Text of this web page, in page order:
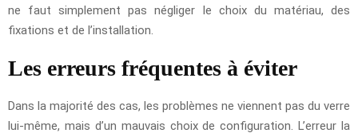
ne faut simplement pas négliger le choix du matériau, des
fixations et de l’installation.
Les erreurs fréquentes à éviter
Dans la majorité des cas, les problèmes ne viennent pas du verre
lui-même, mais d’un mauvais choix de configuration. L’erreur la